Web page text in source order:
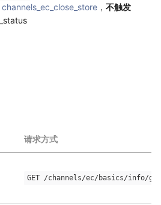
， 不触发
请求方式
GET /channels/ec/basics/info/get